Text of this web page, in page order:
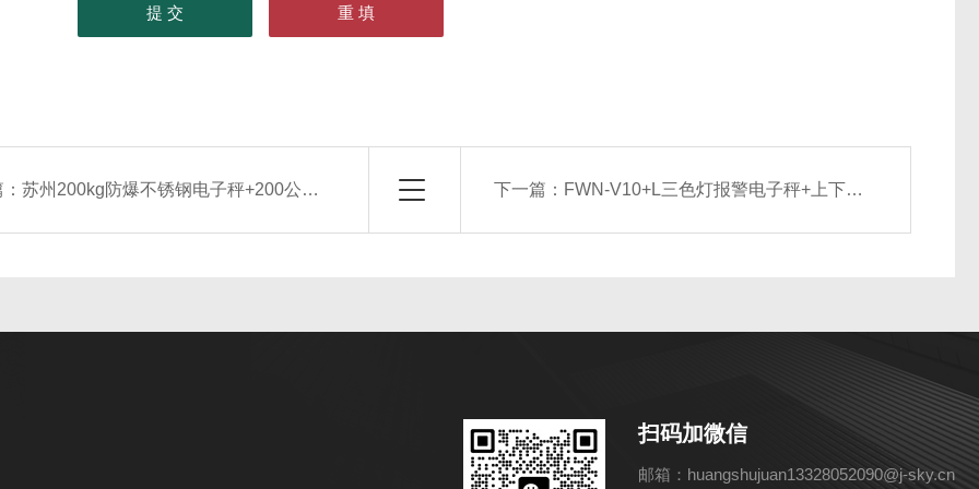
：苏州200kg防爆不锈钢电子秤+200公斤防爆电子台称 下一篇： FWN-V10+L三色灯报警电子秤+上下限控制重量报警称
扫码加微信
邮箱：huangshujuan13328052090@j-sky.cn